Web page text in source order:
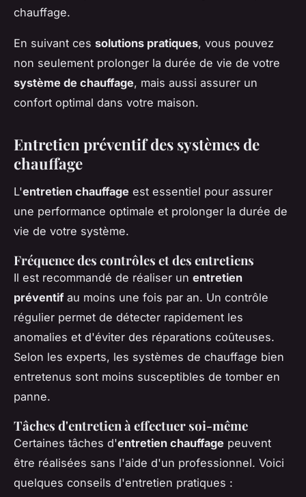
chauffage.
En suivant ces solutions pratiques, vous pouvez
non seulement prolonger la durée de vie de votre
système de chauffage, mais aussi assurer un
confort optimal dans votre maison.
Entretien préventif des systèmes de
chauffage
L'entretien chauffage est essentiel pour assurer
une performance optimale et prolonger la durée de
vie de votre système.
Fréquence des contrôles et des entretiens
Il est recommandé de réaliser un entretien
préventifau moins une fois par an. Un contrôle
régulier permet de détecter rapidement les
anomalies et d'éviter des réparations coûteuses.
Selon les experts, les systèmes de chauffage bien
entretenus sont moins susceptibles de tomber en
panne.
Tâches d'entretien à effectuer soi-même
Certaines tâches d'entretien chauffage peuvent
être réalisées sans l'aide d'un professionnel. Voici
quelques conseils d'entretien pratiques :